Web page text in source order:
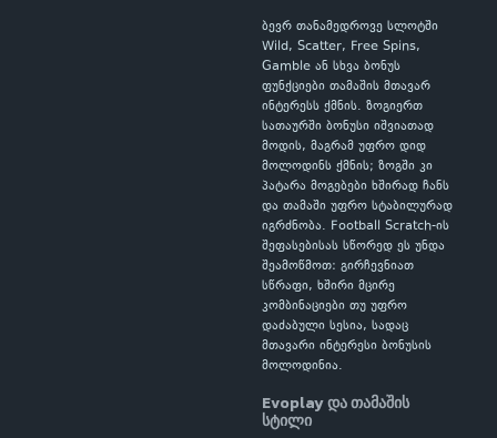
ბევრ თანამედროვე სლოტში
Wild, Scatter, Free Spins,
Gamble ან სხვა ბონუს
ფუნქციები თამაშის მთავარ
ინტერესს ქმნის. ზოგიერთ
სათაურში ბონუსი იშვიათად
მოდის, მაგრამ უფრო დიდ
მოლოდინს ქმნის; ზოგში კი
პატარა მოგებები ხშირად ჩანს
და თამაში უფრო სტაბილურად
იგრძნობა. Football Scratch-ის
შეფასებისას სწორედ ეს უნდა
შეამოწმოთ: გირჩევნიათ
სწრაფი, ხშირი მცირე
კომბინაციები თუ უფრო
დაძაბული სესია, სადაც
მთავარი ინტერესი ბონუსის
მოლოდინია.
Evoplay და თამაშის
სტილი